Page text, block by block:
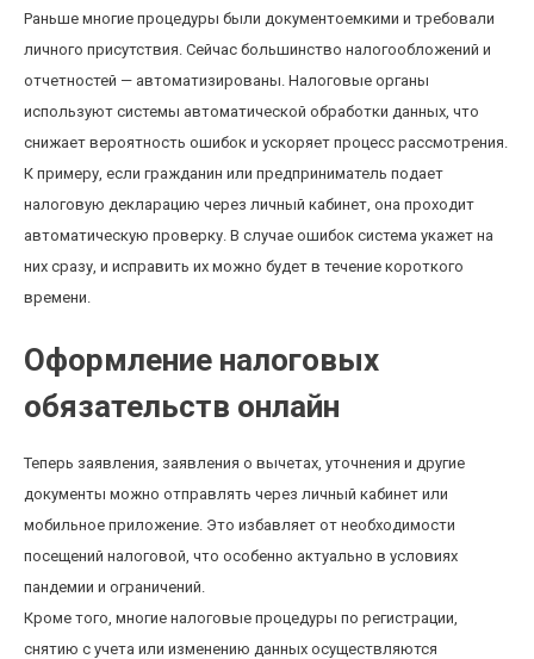
Раньше многие процедуры были документоемкими и требовали
личного присутствия. Сейчас большинство налогообложений и
отчетностей — автоматизированы. Налоговые органы
используют системы автоматической обработки данных, что
снижает вероятность ошибок и ускоряет процесс рассмотрения.
К примеру, если гражданин или предприниматель подает
налоговую декларацию через личный кабинет, она проходит
автоматическую проверку. В случае ошибок система укажет на
них сразу, и исправить их можно будет в течение короткого
времени.
Оформление налоговых
обязательств онлайн
Теперь заявления, заявления о вычетах, уточнения и другие
документы можно отправлять через личный кабинет или
мобильное приложение. Это избавляет от необходимости
посещений налоговой, что особенно актуально в условиях
пандемии и ограничений.
Кроме того, многие налоговые процедуры по регистрации,
снятию с учета или изменению данных осуществляются